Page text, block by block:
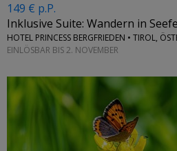
149 € p.P.
Inklusive Suite: Wandern in
HOTEL PRINCESS BERGFRIEDEN • TIROL,
EINLÖSBAR BIS 2. NOVEMBER